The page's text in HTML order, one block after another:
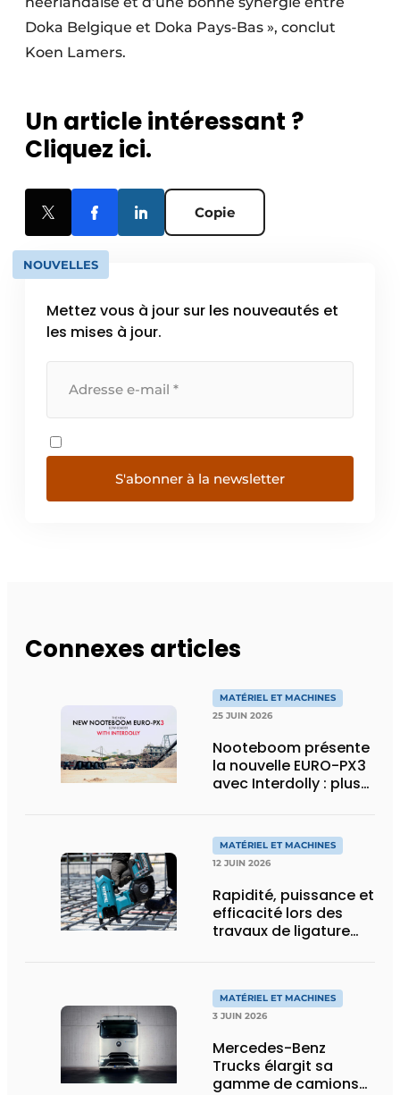
Doka Belgique et Doka Pays-Bas », conclut
Koen Lamers.
Un article intéressant ?
Cliquez ici.
Copie
NOUVELLES
Mettez vous à jour sur les nouveautés et
les mises à jour.
S'abonner à la newsletter
Connexes articles
MATÉRIEL ET MACHINES
25 JUIN 2026
Nooteboom présente
la nouvelle EURO-PX3
avec Interdolly : plus
transport spécial
MATÉRIEL ET MACHINES
12 JUIN 2026
Rapidité, puissance et
efficacité lors des
travaux de ligature
MATÉRIEL ET MACHINES
3 JUIN 2026
Mercedes-Benz
Trucks élargit sa
gamme de camions